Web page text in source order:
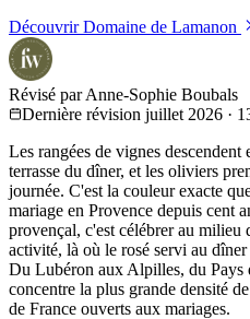
DécouvrirDomaine de Lamanon
Révisé par Anne-Sophie Boubals
Dernière révision juillet 2026 ·
Les rangées de vignes
terrasse du dîner, et les oliviers
journée. C'est la couleur exacte
mariage en Provence depuis cent
provençal, c'est célébrer au milieu
activité, là où le rosé servi au
Du Lubéron aux Alpilles, du
concentre la plus grande densité
de France ouverts aux mariages.